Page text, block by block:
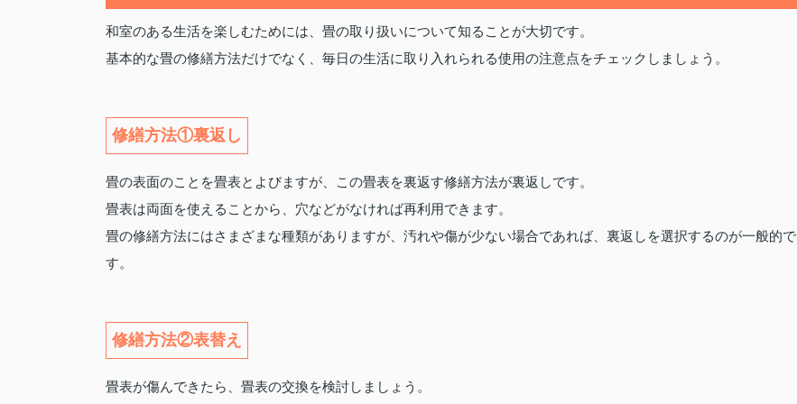
和室のある生活を楽しむためには、畳の取り扱いについて知ることが大切です。
基本的な畳の修繕方法だけでなく、毎日の生活に取り入れられる使用の注意点をチェックしましょう。
修繕方法①裏返し
畳の表面のことを畳表とよびますが、この畳表を裏返す修繕方法が裏返しです。
畳表は両面を使えることから、穴などがなければ再利用できます。
畳の修繕方法にはさまざまな種類がありますが、汚れや傷が少ない場合であれば、裏返しを選択するのが一般的で
す。
修繕方法②表替え
畳表が傷んできたら、畳表の交換を検討しましょう。